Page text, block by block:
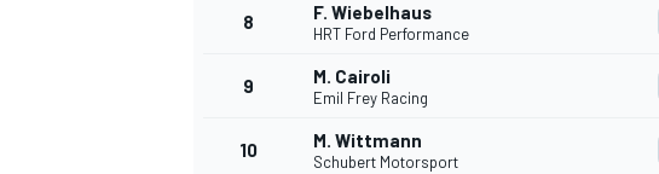
8 F. Wiebelhaus
HRT Ford Performance
9 M. Cairoli
Emil Frey Racing
10 M. Wittmann
Schubert Motorsport